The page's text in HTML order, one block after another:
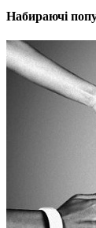
Набираючі